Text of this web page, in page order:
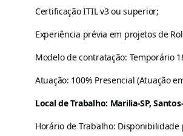
Certificação ITIL v3 ou superior;
Experiência prévia em projetos de
Modelo de contratação: Temporário
Atuação: 100% Presencial (Atuação
Local de Trabalho: Marilia-SP,
Horário de Trabalho: Disponibilidade